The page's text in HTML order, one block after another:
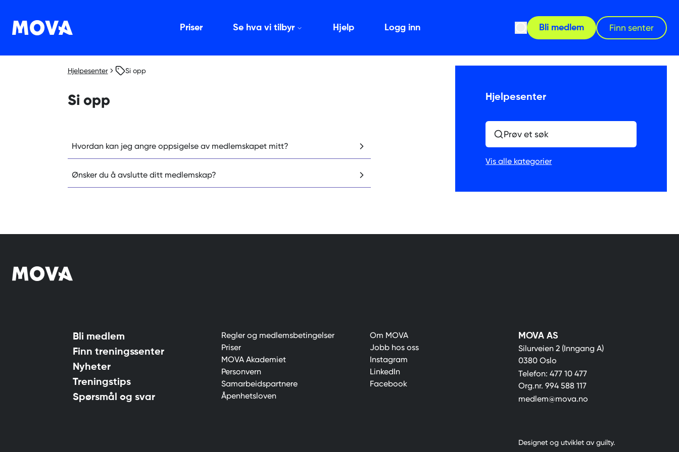
Priser Se hva vi tilbyr Hjelp Logg inn Åpne søkBli medlem Finn senter
Hjelpesenter Si opp
Si opp
Hvordan kan jeg angre oppsigelse av medlemskapet mitt?
Ønsker du å avslutte ditt medlemskap?
Hjelpesenter
Prøv et søk
Vis alle kategorier
Bli medlem
Finn treningssenter
Nyheter
Treningstips
Spørsmål og svar
Regler og medlemsbetingelser
Priser
MOVA Akademiet
Personvern
Samarbeidspartnere
Åpenhetsloven
Om MOVA
Jobb hos oss
Instagram
LinkedIn
Facebook
MOVA AS
Silurveien 2 (Inngang A)
0380 Oslo
Telefon: 477 10 477
Org.nr. 994 588 117
medlem@mova.no
Designet og utviklet av guilty.